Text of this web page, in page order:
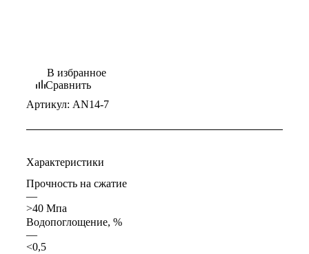
В избранное
Сравнить
Артикул: AN14-7
Характеристики
Прочность на сжатие
—
>40 Мпа
Водопоглощение, %
—
<0,5